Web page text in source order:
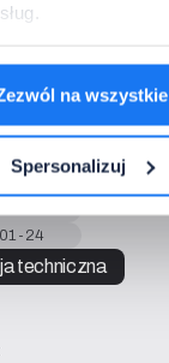
na wszystkie
Spersonalizuj
24
techniczna